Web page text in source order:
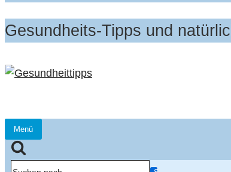
Gesundheits-Tipps und
Menü
Navigation
umschalten
Suchen